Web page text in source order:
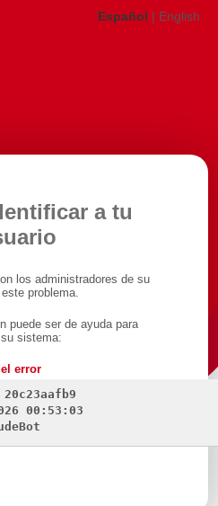
Español | English
a tu
los administradores de su
problema.
puede ser de ayuda para
sistema:
error
20c23aafb9
00:53:03